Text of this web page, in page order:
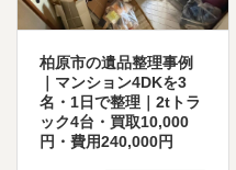
柏原市の遺品整理事例
｜マンション4DKを3
名・1日で整理｜2tトラ
ック4台・買取10,000
円・費用240,000円